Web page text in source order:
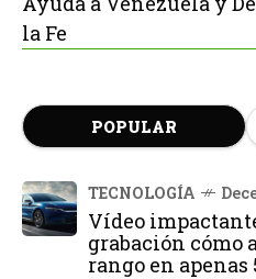
la Fe
POPULAR
TECNOLOGÍA
Vídeo
grabación cómo
rango en